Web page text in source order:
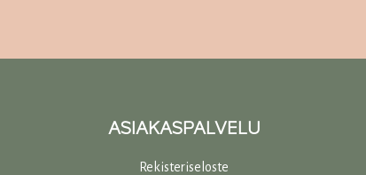
ASIAKASPALVELU
Rekisteriseloste